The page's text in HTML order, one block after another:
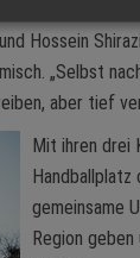
Hossein
„Selbst
aber tief
Mit ihren drei
gemeinsame
Region